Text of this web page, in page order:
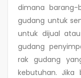
dimana barang-
gudang untuk
untuk dijual
gudang
rak gudang
kebutuhan. Jika